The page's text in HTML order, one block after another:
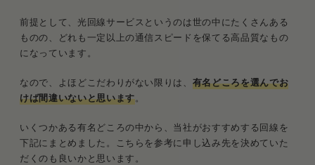
前提として、光回線サービスというのは世の中にたくさんある
ものの、どれも一定以上の通信スピードを保てる高品質なもの
になっています。
なので、よほどこだわりがない限りは、 有名どころを選んでお
けば間違いないと思います。
いくつかある有名どころの中から、当社がおすすめする回線を
下記にまとめました。こちらを参考に申し込み先を決めていた
だくのも良いかと思います。